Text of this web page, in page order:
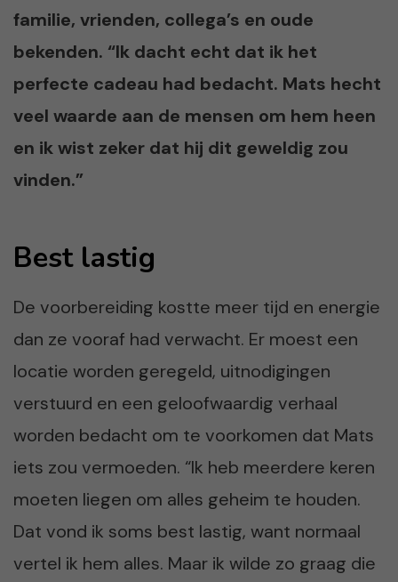
familie, vrienden, collega’s en oude
bekenden. “Ik dacht echt dat ik het
perfecte cadeau had bedacht. Mats hecht
veel waarde aan de mensen om hem heen
en ik wist zeker dat hij dit geweldig zou
vinden.”
Best lastig
De voorbereiding kostte meer tijd en energie
dan ze vooraf had verwacht. Er moest een
locatie worden geregeld, uitnodigingen
verstuurd en een geloofwaardig verhaal
worden bedacht om te voorkomen dat Mats
iets zou vermoeden. “Ik heb meerdere keren
moeten liegen om alles geheim te houden.
Dat vond ik soms best lastig, want normaal
vertel ik hem alles. Maar ik wilde zo graag die